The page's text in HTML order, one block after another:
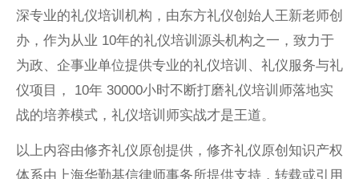
深专业的礼仪培训机构，由东方礼仪创始人王新老师创
办，作为从业 10年的礼仪培训源头机构之一，致力于
为政、企事业单位提供专业的礼仪培训、礼仪服务与礼
仪项目， 10年 30000小时不断打磨礼仪培训师落地实
战的培养模式，礼仪培训师实战才是王道。
以上内容由修齐礼仪原创提供，修齐礼仪原创知识产权
体系由上海华勤基信律师事务所提供支持，转载或引用